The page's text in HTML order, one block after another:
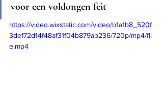
voor een voldongen feit
https://video.wixstatic.com/video/b1a1b8_520f
3def72d14f48af31f04b879ab236/720p/mp4/fil
e.mp4